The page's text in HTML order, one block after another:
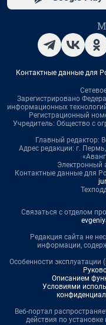
Контактные данные для
Зарегистрировано
информационных
Регистрационный
Учредитель: Общество с
Главный редактор:
Адрес редакции: г.
Электронный
Контактные данные для
Связаться с отделом
Редакция сайта не
информации,
Особенности эксплуатации
Описанием
Условиями
Веб-портал
действия по